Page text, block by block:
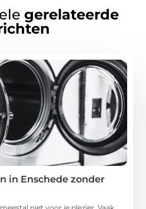
gerelateerde
in Enschede zonder